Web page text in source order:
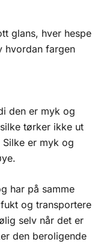
glans, hver hespe
hvordan fargen
den er myk og
tørker ikke ut
er myk og
har på samme
og transportere
selv når det er
den beroligende